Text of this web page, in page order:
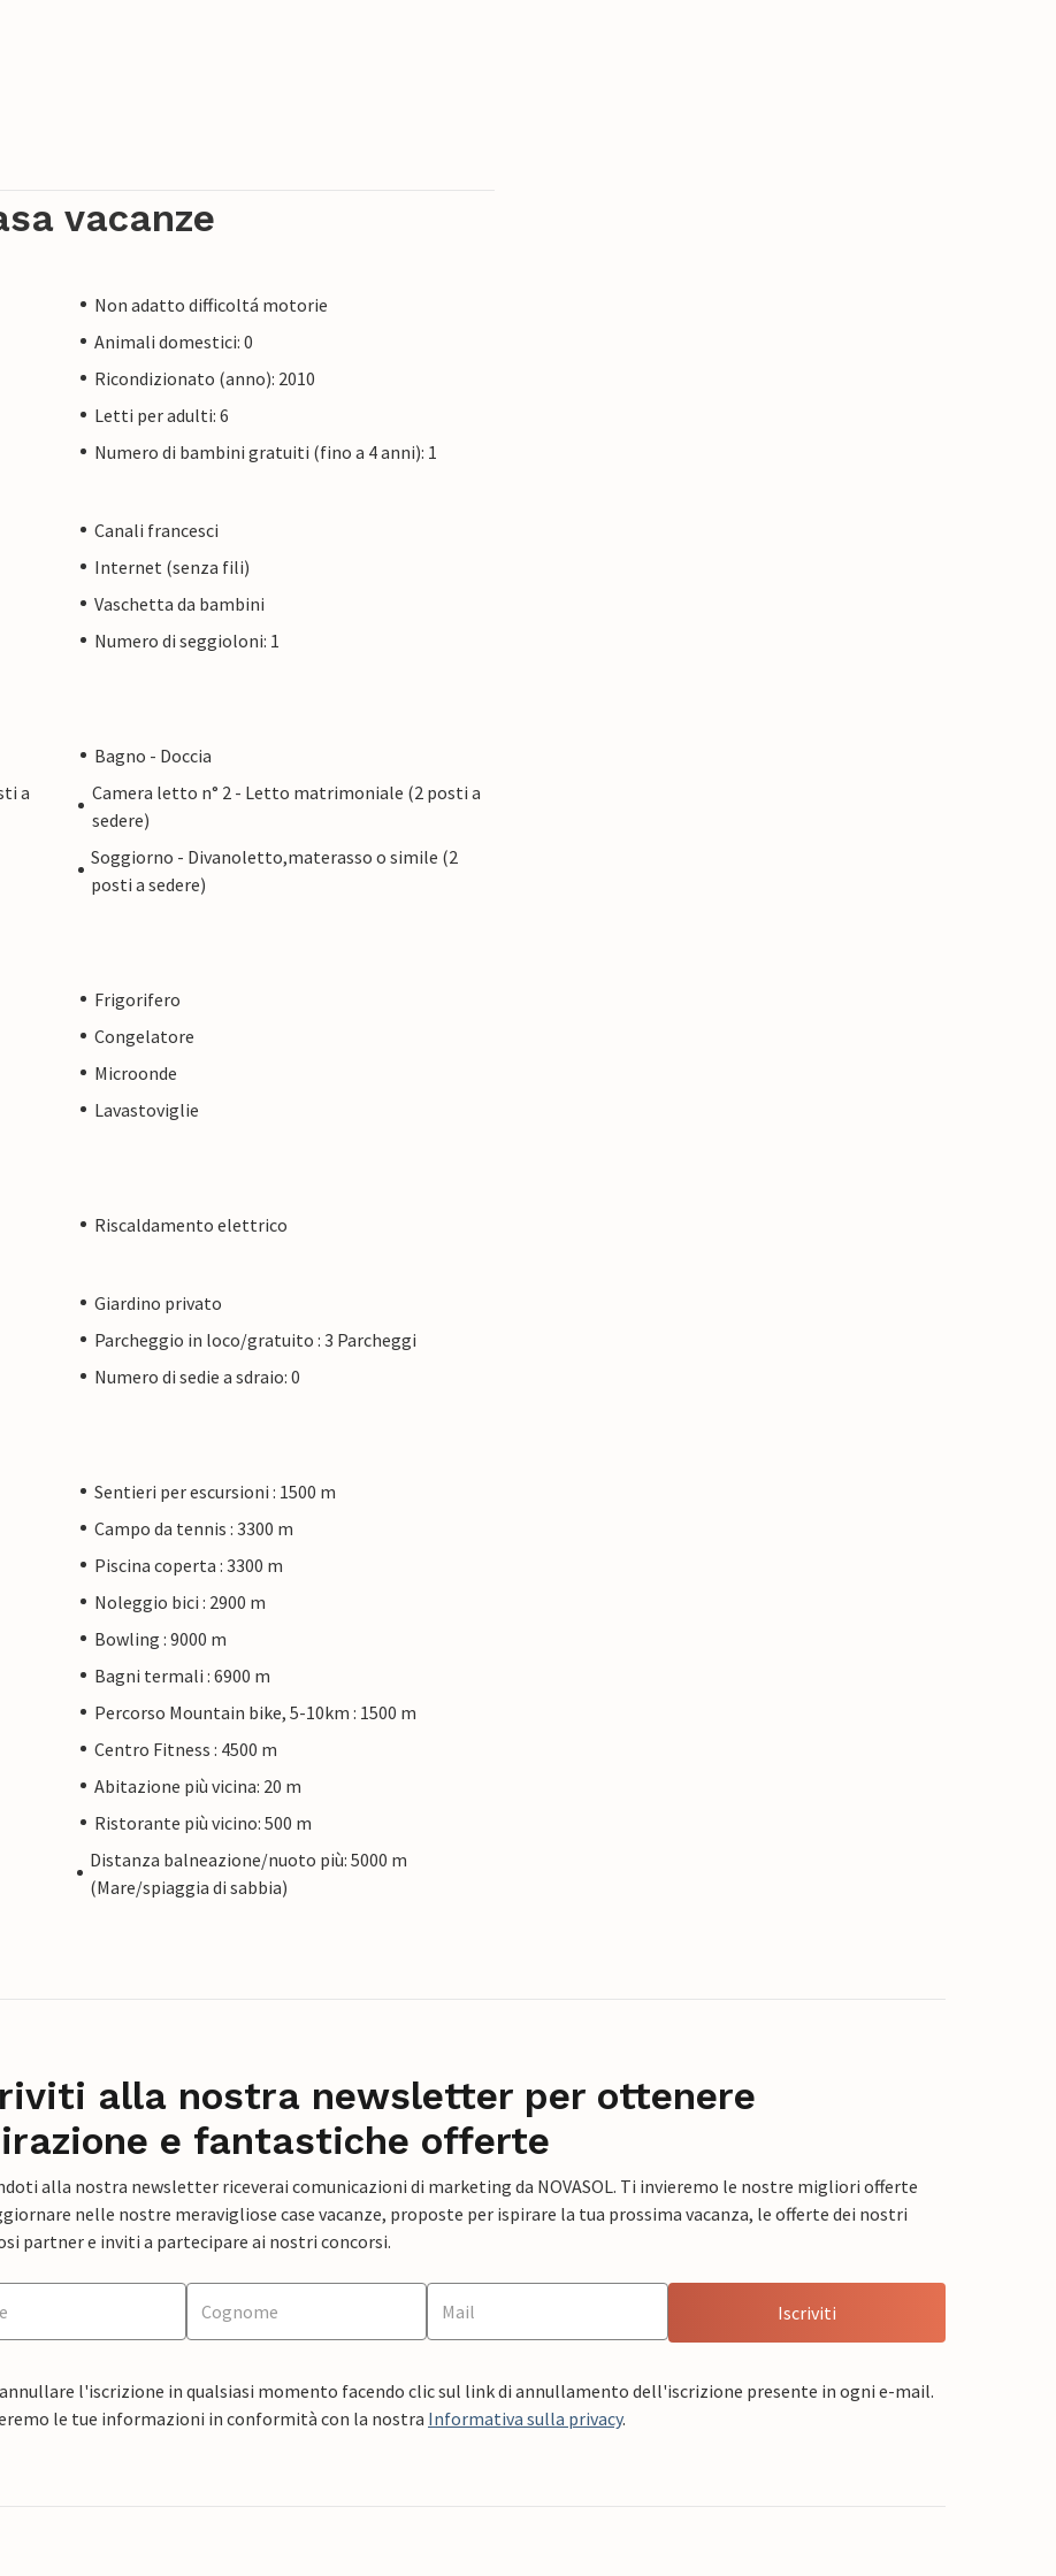
vacanze
Non adatto difficoltá motorie
Animali domestici: 0
Ricondizionato (anno): 2010
Letti per adulti: 6
Numero di bambini gratuiti (fino a 4 anni): 1
Canali francesci
Internet (senza fili)
Vaschetta da bambini
Numero di seggioloni: 1
Bagno - Doccia
a
Camera letto n° 2 - Letto matrimoniale (2 posti a
sedere)
Soggiorno - Divanoletto,materasso o simile (2
posti a sedere)
Frigorifero
Congelatore
Microonde
Lavastoviglie
Riscaldamento elettrico
Giardino privato
Parcheggio in loco/gratuito : 3 Parcheggi
Numero di sedie a sdraio: 0
Sentieri per escursioni : 1500 m
Campo da tennis : 3300 m
Piscina coperta : 3300 m
Noleggio bici : 2900 m
Bowling : 9000 m
Bagni termali : 6900 m
Percorso Mountain bike, 5-10km : 1500 m
Centro Fitness : 4500 m
Abitazione più vicina: 20 m
Ristorante più vicino: 500 m
Distanza balneazione/nuoto più: 5000 m
(Mare/spiaggia di sabbia)
alla nostra newsletter per ottenere
e fantastiche offerte
alla nostra newsletter riceverai comunicazioni di marketing da NOVASOL. Ti invieremo le nostre migliori offerte
nelle nostre meravigliose case vacanze, proposte per ispirare la tua prossima vacanza, le offerte dei nostri
partner e inviti a partecipare ai nostri concorsi.
Iscriviti
l'iscrizione in qualsiasi momento facendo clic sul link di annullamento dell'iscrizione presente in ogni e-mail.
le tue informazioni in conformità con la nostra Informativa sulla privacy.